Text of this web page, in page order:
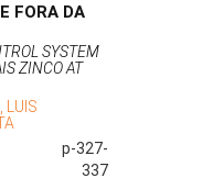
FORA DA
SYSTEM
ZINCO AT
LUIS
p-327-
337